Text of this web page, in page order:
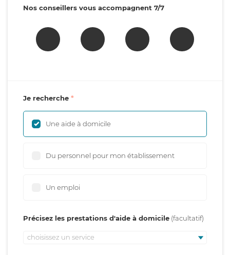
Nos conseillers vous accompagnent 7/7
Je recherche
Une aide à domicile
Du personnel pour mon établissement
Un emploi
Précisez les prestations d'aide à domicile
choisissez un service